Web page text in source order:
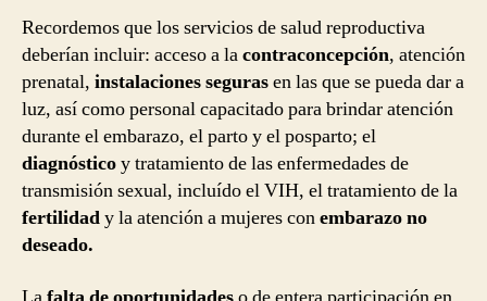
Recordemos que los servicios de salud reproductiva
deberían incluir: acceso a lacontraconcepción, atención
prenatal, instalaciones segurasen las que se pueda dar a
luz, así como personal capacitado para brindar atención
durante el embarazo, el parto y el posparto; el
diagnósticoy tratamiento de las enfermedades de
transmisión sexual, incluído el VIH, el tratamiento de la
fertilidady la atención a mujeres conembarazo no
deseado.